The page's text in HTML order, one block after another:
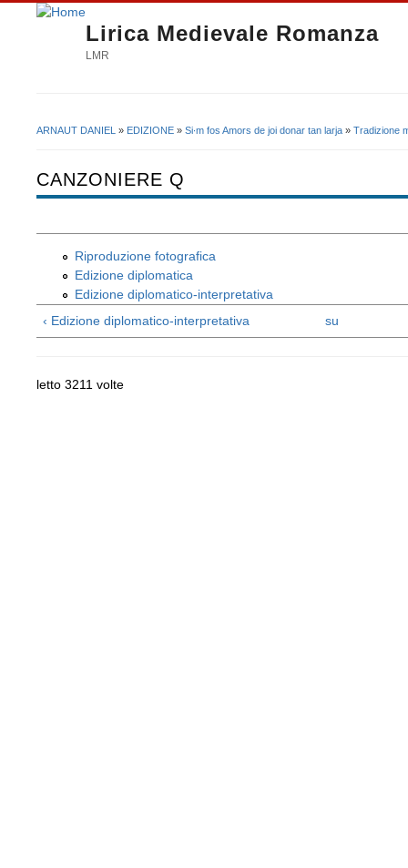
Lirica Medievale Romanza
LMR
ARNAUT DANIEL » EDIZIONE » Si∙m fos Amors de joi donar tan larja » Tradizione
CANZONIERE Q
Riproduzione fotografica
Edizione diplomatica
Edizione diplomatico-interpretativa
‹ Edizione diplomatico-interpretativa
su
letto 3211 volte